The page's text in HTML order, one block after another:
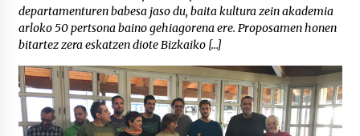
departamenturen babesa jaso du, baita kultura zein akademia
arloko 50 pertsona baino gehiagorena ere. Proposamen honen
bitartez zera eskatzen diote Bizkaiko […]